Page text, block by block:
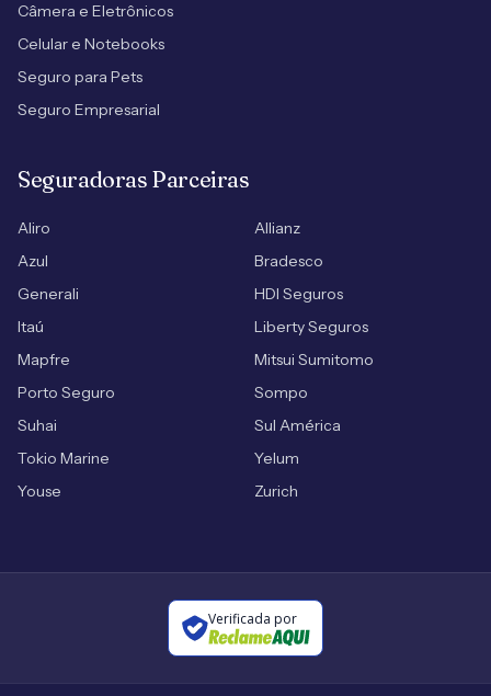
Câmera e Eletrônicos
Celular e Notebooks
Seguro para Pets
Seguro Empresarial
Seguradoras Parceiras
Aliro
Allianz
Azul
Bradesco
Generali
HDI Seguros
Itaú
Liberty Seguros
Mapfre
Mitsui Sumitomo
Porto Seguro
Sompo
Suhai
Sul América
Tokio Marine
Yelum
Youse
Zurich
Verificada por